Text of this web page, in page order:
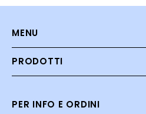
MENU
PRODOTTI
PER INFO E ORDINI